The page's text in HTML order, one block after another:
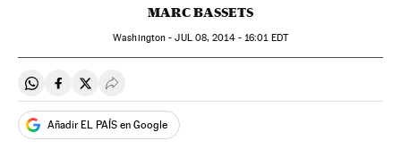
MARC BASSETS
Washington -JUL08, 2014 - 16:01EDT
Compartir en Whatsapp
Compartir en Facebook
Compartir en Twitter
Desplegar Redes Sociales
Añadir EL PAÍS en Google